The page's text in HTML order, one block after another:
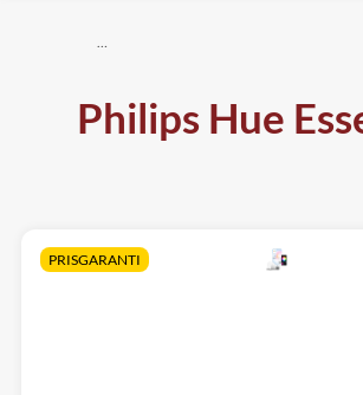
…
Philips Hue
PRISGARANTI